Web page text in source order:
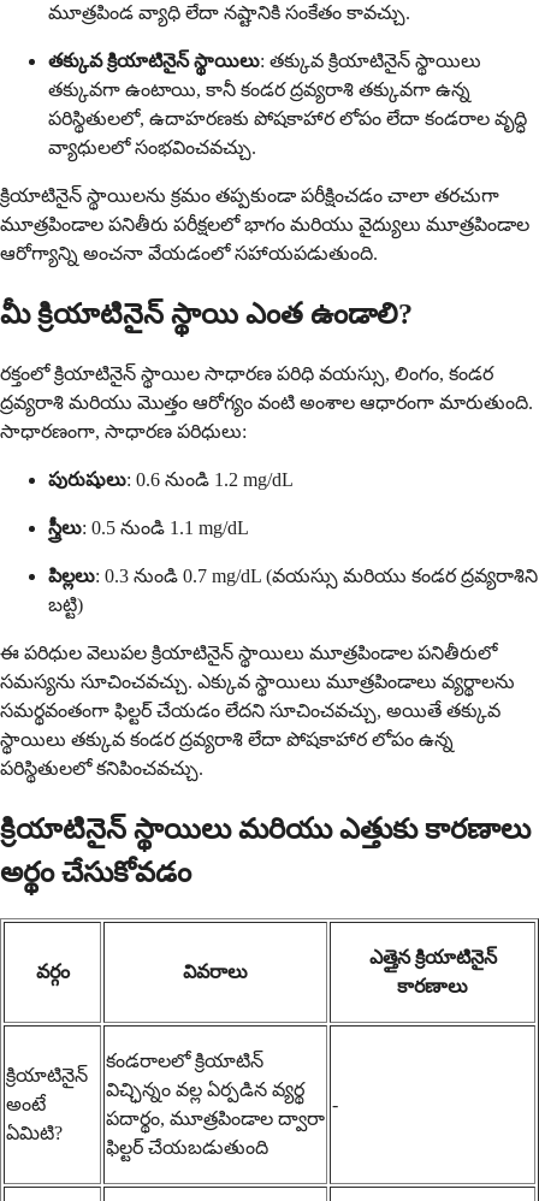
మూత్రపిండ వ్యాధి లేదా నష్టానికి సంకేతం కావచ్చు.
తక్కువ క్రియాటినైన్ స్థాయిలు: తక్కువ క్రియాటినైన్ స్థాయిలు
తక్కువగా ఉంటాయి, కానీ కండర ద్రవ్యరాశి తక్కువగా ఉన్న
పరిస్థితులలో, ఉదాహరణకు పోషకాహార లోపం లేదా కండరాల వృద్ధి
వ్యాధులలో సంభవించవచ్చు.
క్రియాటినైన్ స్థాయిలను క్రమం తప్పకుండా పరీక్షించడం చాలా తరచుగా
మూత్రపిండాల పనితీరు పరీక్షలలో భాగం మరియు వైద్యులు మూత్రపిండాల
ఆరోగ్యాన్ని అంచనా వేయడంలో సహాయపడుతుంది.
మీ క్రియాటినైన్ స్థాయి ఎంత ఉండాలి?
రక్తంలో క్రియాటినైన్ స్థాయిల సాధారణ పరిధి వయస్సు, లింగం, కండర
ద్రవ్యరాశి మరియు మొత్తం ఆరోగ్యం వంటి అంశాల ఆధారంగా మారుతుంది.
సాధారణంగా, సాధారణ పరిధులు:
పురుషులు: 0.6 నుండి 1.2 mg/dL
స్త్రీలు: 0.5 నుండి 1.1 mg/dL
పిల్లలు: 0.3 నుండి 0.7 mg/dL (వయస్సు మరియు కండర ద్రవ్యరాశిని
బట్టి)
ఈ పరిధుల వెలుపల క్రియాటినైన్ స్థాయిలు మూత్రపిండాల పనితీరులో
సమస్యను సూచించవచ్చు. ఎక్కువ స్థాయిలు మూత్రపిండాలు వ్యర్థాలను
సమర్థవంతంగా ఫిల్టర్ చేయడం లేదని సూచించవచ్చు, అయితే తక్కువ
స్థాయిలు తక్కువ కండర ద్రవ్యరాశి లేదా పోషకాహార లోపం ఉన్న
పరిస్థితులలో కనిపించవచ్చు.
క్రియాటినైన్ స్థాయిలు మరియు ఎత్తుకు కారణాలు
అర్థం చేసుకోవడం
వర్గం వివరాలు
ఎత్తైన క్రియాటినైన్
కారణాలు
క్రియాటినైన్
అంటే
ఏమిటి?
కండరాలలో క్రియాటిన్
విచ్ఛిన్నం వల్ల ఏర్పడిన వ్యర్థ
పదార్థం, మూత్రపిండాల ద్వారా
ఫిల్టర్ చేయబడుతుంది
-